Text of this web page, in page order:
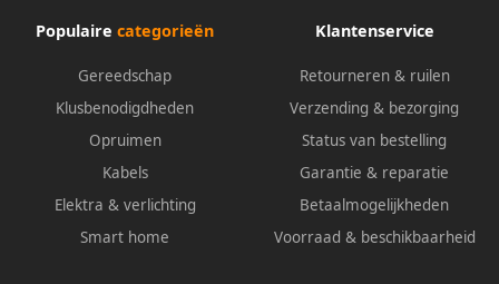
Populaire categorieën
Gereedschap
Klusbenodigdheden
Opruimen
Kabels
Elektra & verlichting
Smart home
Klantenservice
Retourneren & ruilen
Verzending & bezorging
Status van bestelling
Garantie & reparatie
Betaalmogelijkheden
Voorraad & beschikbaarheid